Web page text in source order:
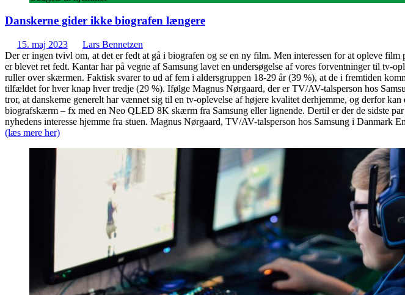
Danskerne gider ikke biografen længere
15. maj 2023
Lars Bennetzen
Der er ingen tvivl om, at det er fedt at gå i biografen og se en ny film. Men interessen for at opleve
er blevet ret fedt. Kantar har på vegne af Samsung lavet en undersøgelse af vores forventninger til tv-
ruller over skærmen. Faktisk svarer to ud af fem i aldersgruppen 18-29 år (39 %), at de i fremtiden
tilfældet for hver knap hver tredje (29 %). Ifølge Magnus Nørgaard, der er TV/AV-talsperson hos
tror, at danskerne generelt har vænnet sig til en tv-oplevelse af højere kvalitet derhjemme, og derfor
biografskærm – fx med en Neo QLED 8K skærm fra Samsung eller lignende. Dertil er der de sidste
nyhedens interesse hjemme fra stuen. Magnus Nørgaard, TV/AV-talsperson hos Samsung i Danmark
(læs mere her)